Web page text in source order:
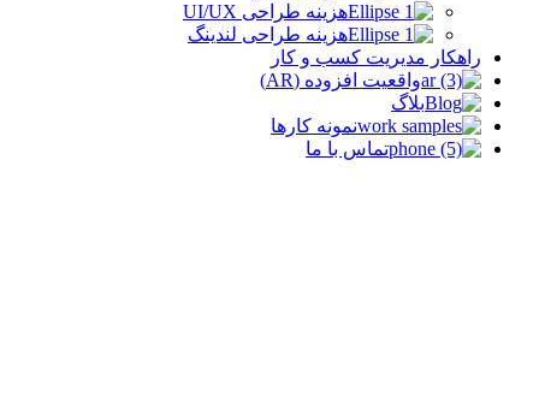
هزینه طراحی UI/UX
هزینه طراحی لندینگ
راهکار مدیریت کسب و کار
واقعیت افزوده (AR)
بلاگ
نمونه کارها
تماس با ما